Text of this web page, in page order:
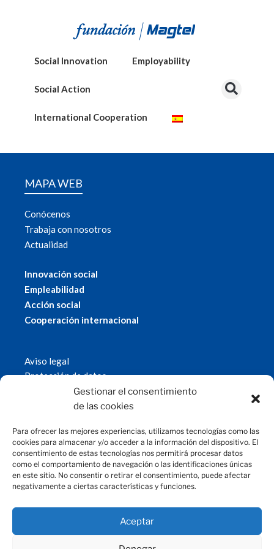
Gestionar el consentimiento
de las cookies
Para ofrecer las mejores experiencias, utilizamos tecnologías como las
cookies para almacenar y/o acceder a la información del dispositivo. El
consentimiento de estas tecnologías nos permitirá procesar datos
como el comportamiento de navegación o las identificaciones únicas
en este sitio. No consentir o retirar el consentimiento, puede afectar
negativamente a ciertas características y funciones.
Aceptar
Social Innovation Employability
Social Action
International Cooperation
MAPA WEB
Conócenos
Trabaja con nosotros
Actualidad
Innovación social
Empleabilidad
Acción social
Cooperación internacional
Aviso legal
Protección de datos
Política de cookies
© 2019 Fundación Magtel.
CONTACTO
fundacion@magtel.es
Parque Empresarial Las Quemadas
C/Gabriel Ramos Bejarano, 114
14014 Córdoba